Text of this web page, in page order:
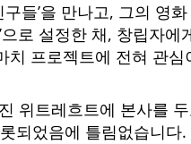
구들 을 만나고, 그의 영
으로 설정한 채, 창립자에
치 프로젝트에 전혀 관심
위트레흐트에 본사를
되었음에 틀림없습니다.